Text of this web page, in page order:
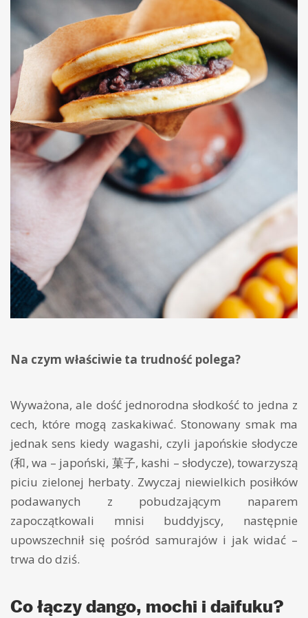
Na czym właściwie ta trudność polega?
Wyważona, ale dość jednorodna słodkość to jedna z
cech, które mogą zaskakiwać. Stonowany smak ma
jednak sens kiedy wagashi, czyli japońskie słodycze
(和, wa – japoński, 菓子, kashi – słodycze), towarzyszą
piciu zielonej herbaty. Zwyczaj niewielkich posiłków
podawanych z pobudzającym naparem
zapoczątkowali mnisi buddyjscy, następnie
upowszechnił się pośród samurajów i jak widać –
trwa do dziś.
Co łączy dango, mochi i daifuku?